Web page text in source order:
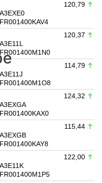
A3EXE0
FR001400KAV4
120,79
A3E11L
FR001400M1N0
120,37
A3E11J
FR001400M1O8
114,79
A3EXGA
FR001400KAX0
124,32
A3EXGB
FR001400KAY8
115,44
A3E11K
FR001400M1P5
122,00